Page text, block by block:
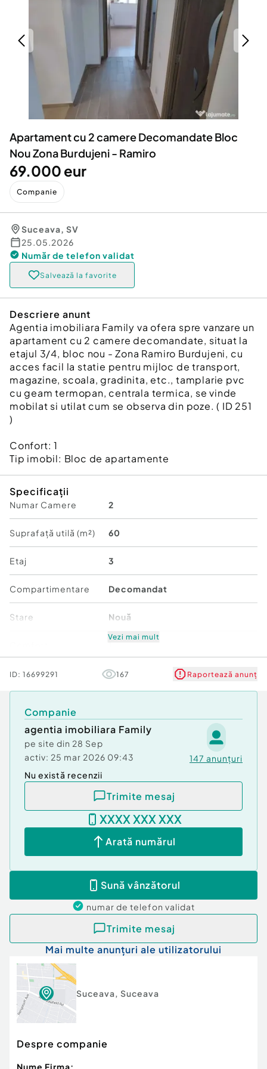
Animale de companie
Afaceri și echipamente profesionale
Inchiriere Bunuri si Vehicule
Utilaje agricole si industriale
Piese auto si accesorii
Dacia Duster
Apartament cu 2 camere Decomandate Bloc
Nou Zona Burdujeni - Ramiro
69.000 eur
Companie
Suceava, SV
25.05.2026
Număr de telefon validat
Salvează la favorite
Descriere anunt
Agentia imobiliara Family va ofera spre vanzare un
apartament cu 2 camere decomandate, situat la
etajul 3/4, bloc nou - Zona Ramiro Burdujeni, cu
acces facil la statie pentru mijloc de transport,
magazine, scoala, gradinita, etc., tamplarie pvc
cu geam termopan, centrala termica, se vinde
mobilat si utilat cum se observa din poze. ( ID 251
)
Confort:1
Tip imobil: Bloc de apartamente
Specificații
Numar Camere 2
Suprafață utilă (m²) 60
Etaj 3
Compartimentare Decomandat
Stare Nouă
Vezi mai mult
ID: 16699291 167 Raportează anunț
Companie
agentia imobiliara Family
pe site din 28 Sep
activ: 25 mar 2026 09:43 147 anunțuri
Nu există recenzii
Trimite mesaj
XXXX XXX XXX
Arată numărul
Sună vânzătorul
numar de telefon validat
Trimite mesaj
Mai multe anunțuri ale utilizatorului
Suceava, Suceava
Despre companie
Nume Firma: